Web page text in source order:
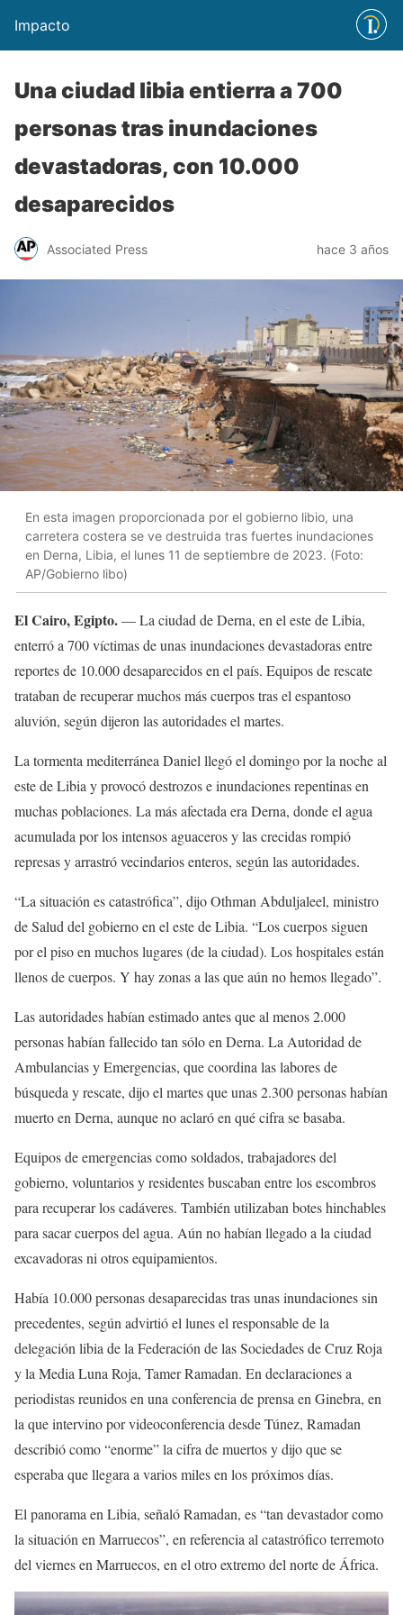
Impacto
Una ciudad libia entierra a 700
personas tras inundaciones
devastadoras, con 10.000
desaparecidos
Associated Press hace 3 años
En esta imagen proporcionada por el gobierno libio, una
carretera costera se ve destruida tras fuertes inundaciones
en Derna, Libia, el lunes 11 de septiembre de 2023. (Foto:
AP/Gobierno libo)
El Cairo, Egipto.— La ciudad de Derna, en el este de Libia,
enterró a 700 víctimas de unas inundaciones devastadoras entre
reportes de 10.000 desaparecidos en el país. Equipos de rescate
trataban de recuperar muchos más cuerpos tras el espantoso
aluvión, según dijeron las autoridades el martes.
La tormenta mediterránea Daniel llegó el domingo por la noche al
este de Libia y provocó destrozos e inundaciones repentinas en
muchas poblaciones. La más afectada era Derna, donde el agua
acumulada por los intensos aguaceros y las crecidas rompió
represas y arrastró vecindarios enteros, según las autoridades.
“La situación es catastrófica”, dijo Othman Abduljaleel, ministro
de Salud del gobierno en el este de Libia. “Los cuerpos siguen
por el piso en muchos lugares (de la ciudad). Los hospitales están
llenos de cuerpos. Y hay zonas a las que aún no hemos llegado”.
Las autoridades habían estimado antes que al menos 2.000
personas habían fallecido tan sólo en Derna. La Autoridad de
Ambulancias y Emergencias, que coordina las labores de
búsqueda y rescate, dijo el martes que unas 2.300 personas habían
muerto en Derna, aunque no aclaró en qué cifra se basaba.
Equipos de emergencias como soldados, trabajadores del
gobierno, voluntarios y residentes buscaban entre los escombros
para recuperar los cadáveres. También utilizaban botes hinchables
para sacar cuerpos del agua. Aún no habían llegado a la ciudad
excavadoras ni otros equipamientos.
Había 10.000 personas desaparecidas tras unas inundaciones sin
precedentes, según advirtió el lunes el responsable de la
delegación libia de la Federación de las Sociedades de Cruz Roja
y la Media Luna Roja, Tamer Ramadan. En declaraciones a
periodistas reunidos en una conferencia de prensa en Ginebra, en
la que intervino por videoconferencia desde Túnez, Ramadan
describió como “enorme” la cifra de muertos y dijo que se
esperaba que llegara a varios miles en los próximos días.
El panorama en Libia, señaló Ramadan, es “tan devastador como
la situación en Marruecos”, en referencia al catastrófico terremoto
del viernes en Marruecos, en el otro extremo del norte de África.